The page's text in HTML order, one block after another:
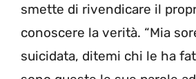
smette di rivendicare il
conoscere la verità. “Mia
suicidata, ditemi chi le ha